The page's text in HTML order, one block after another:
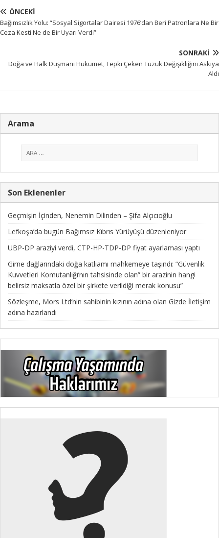
ÖNCEKI
Bağımsızlık Yolu: “Sosyal Sigortalar Dairesi 1976’dan Beri Patronlara Ne Bir
Ceza Kesti Ne de Bir Uyarı Verdi”
SONRAKI
Doğa ve Halk Düşmanı Hükümet, Tepki Çeken Tüzük Değişikliğini Askıya
Aldı
Arama
Son Eklenenler
Geçmişin İçinden, Nenemin Dilinden – Şifa Alçıcıoğlu
Lefkoşa’da bugün Bağımsız Kıbrıs Yürüyüşü düzenleniyor
UBP-DP araziyi verdi, CTP-HP-TDP-DP fiyat ayarlaması yaptı
Girne dağlarındaki doğa katliamı mahkemeye taşındı: “Güvenlik
Kuvvetleri Komutanlığı’nın tahsisinde olan” bir arazinin hangi
belirsiz maksatla özel bir şirkete verildiği merak konusu”
Sözleşme, Mors Ltd’nin sahibinin kızının adına olan Gizde İletişim
adına hazırlandı